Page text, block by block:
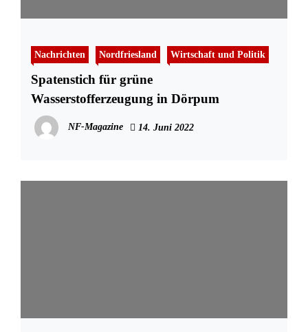
Nachrichten Nordfriesland Wirtschaft und Politik
Spatenstich für grüne
Wasserstofferzeugung in Dörpum
NF-Magazine 14. Juni 2022